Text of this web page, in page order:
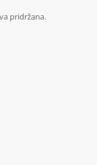
pridržana.